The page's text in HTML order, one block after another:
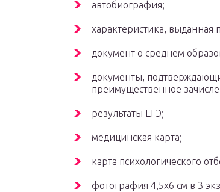
автобиография;
характеристика, выданная
документ о среднем
документы,
преимущественное
результаты ЕГЭ;
медицинская карта;
карта психологического
фотография 4,5х6 см в 3